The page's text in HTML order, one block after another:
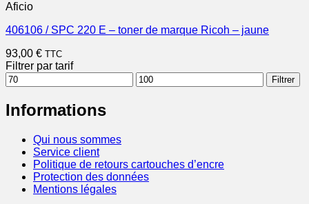
Aficio
406106 / SPC 220 E – toner de marque Ricoh – jaune
93,00 € TTC
Filtrer par tarif
Prix
min
Prix
max
Filtrer
Informations
Qui nous sommes
Service client
Politique de retours cartouches d’encre
Protection des données
Mentions légales